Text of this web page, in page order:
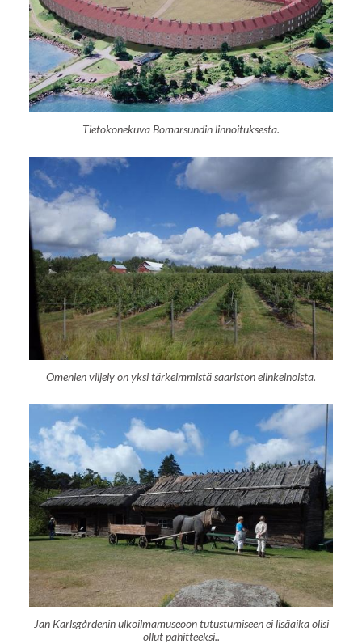
Tietokonekuva Bomarsundin linnoituksesta.
Omenien viljely on yksi tärkeimmistä saariston elinkeinoista.
Jan Karlsgårdenin ulkoilmamuseoon tutustumiseen ei lisäaika olisi
ollut pahitteeksi..